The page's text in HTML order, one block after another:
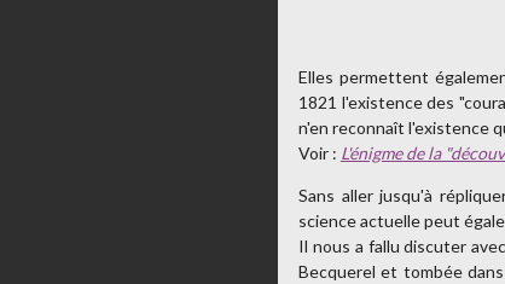
Elles permettent
1821 l'existence des
n'en reconnaît l'existence
Voir : L'énigme de la
Sans aller jusqu'à
science actuelle peut
Il nous a fallu discuter
Becquerel et tombée